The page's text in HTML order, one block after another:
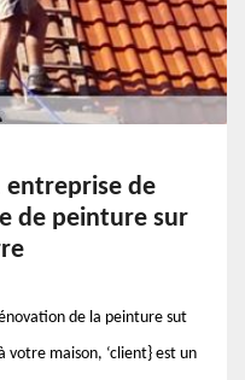
entreprise de
de peinture sur
de la peinture sut
maison, ‘client} est un